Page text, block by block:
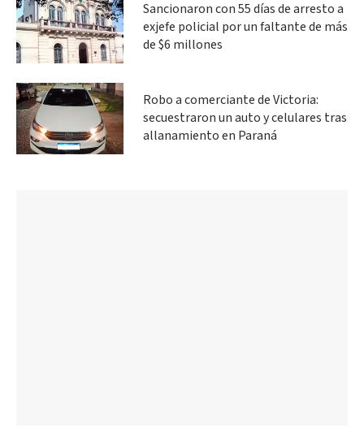
Sancionaron con 55 días de arresto a
exjefe policial por un faltante de más
de $6 millones
Robo a comerciante de Victoria:
secuestraron un auto y celulares tras
allanamiento en Paraná